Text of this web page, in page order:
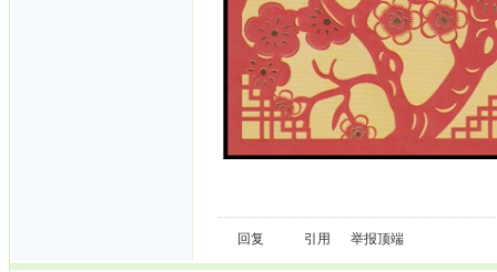
回复 引用 举报顶端